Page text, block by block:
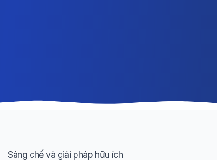
Sáng chế và giải pháp hữu ích